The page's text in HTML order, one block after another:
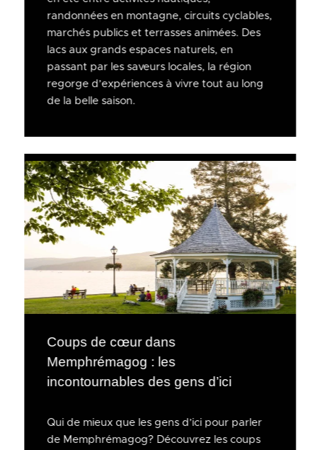
randonnées en montagne, circuits cyclables,
marchés publics et terrasses animées. Des
lacs aux grands espaces naturels, en
passant par les saveurs locales, la région
regorge d’expériences à vivre tout au long
de la belle saison.
Coups de cœur dans
Memphrémagog : les
incontournables des gens d’ici
Qui de mieux que les gens d’ici pour parler
de Memphrémagog? Découvrez les coups